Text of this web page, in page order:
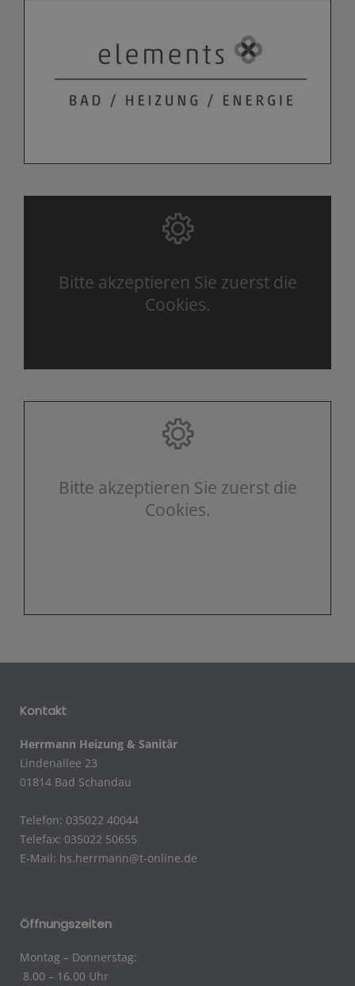
Bitte akzeptieren Sie zuerst die
Cookies.
Bitte akzeptieren Sie zuerst die
Cookies.
Kontakt
Herrmann Heizung & Sanitär
Lindenallee 23
01814 Bad Schandau
Telefon: 035022 40044
Telefax: 035022 50655
E-Mail: hs.herrmann@t-online.de
Öffnungszeiten
Montag – Donnerstag:
8.00 – 16.00 Uhr